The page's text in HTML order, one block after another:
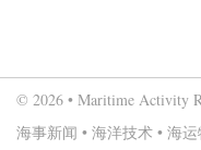
© 2026 • Maritime Activity
海事新闻 • 海洋技术 • 海